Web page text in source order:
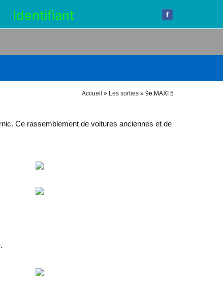
Identifiant
Accueil » Les sorties » 9e MAXI 5
Ce rassemblement de voitures anciennes et de